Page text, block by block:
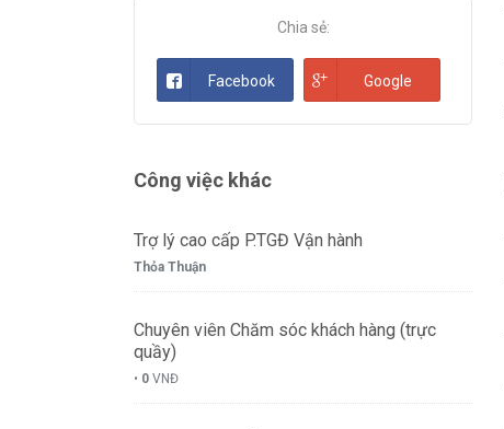
Chia sẻ:
Facebook Google
Công việc khác
Trợ lý cao cấp P.TGĐ Vận hành
Thỏa Thuận
Chuyên viên Chăm sóc khách hàng (trực
quầy)
• 0 VNĐ